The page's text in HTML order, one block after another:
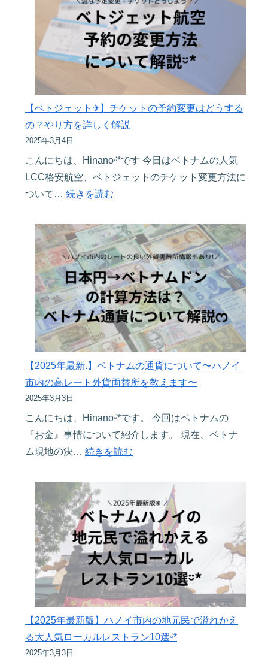
説！
屋
「sunoa」
が
最
高
す
ぎ
ᵕ̈*
子
連
れ
で
外
旅
レ
版
♪
ェ
ッ
ト】
オ
ン
イ
ン
ェ
ッ
ン
の
仕
方
は
こ
れ
で
【ベトジェット✈︎】チケットの予約変更はどうする
の？やり方を詳しく解説
2025年3月4日
こんにちは、Hinanoᵕ̈*です 今日はベトナムの人気
LCC格安航空、ベトジェットのチケット変更方法に
ついて… 続きを読む
ト
ジ
ェ
ッ
ト
✈︎】
チ
ケ
ッ
ト
予
変
う
す
る
の？
や
り
【2025年最新.】ベトナムの通貨について〜ハノイ
市内の高レート外貨両替所を教えます〜
2025年3月3日
こんにちは、Hinanoᵕ̈*です。 今回はベトナムの
『お金』事情について紹介します。 現在、ベトナ
ム現地の決… 続きを読む
最
新.】
ベ
ト
ム
の
通
貨
【2025年最新版】ハノイ市内の地元民で溢れかえ
る大人気ローカルレストラン10選ᵕ̈*
2025年3月3日